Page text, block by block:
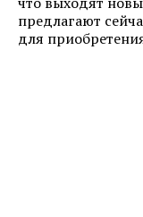
предлагают
для